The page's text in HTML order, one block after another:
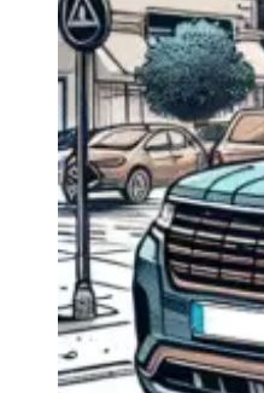
Mercedes
Passat
Skoda